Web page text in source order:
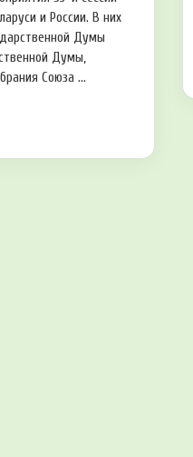
и России. В них
Думы
Думы,
Союза ...